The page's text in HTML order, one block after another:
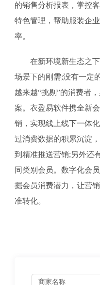
的销售分析报表，掌控
特色管理，帮助服装企
率。
在新环境新生态之下
场景下的刚需;没有一定
越来越“挑剔”的消费者
案。衣盈易软件携全新
销，实现线上线下一体
过消费数据的积累沉淀
到精准推送营销;另外还
同类别会员。数字化会
掘会员消费潜力，让营
准转化。